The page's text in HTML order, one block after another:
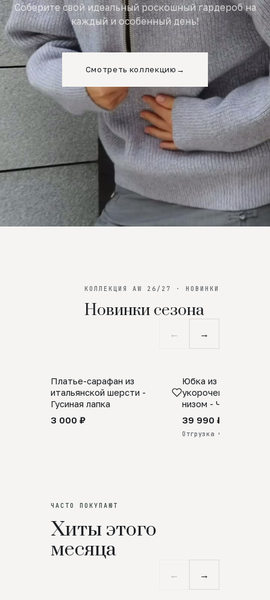
Соберите свой идеальный роскошный гардероб на
каждый и особенный день!
Смотреть коллекцию →
КОЛЛЕКЦИЯ AW 26/27 · НОВИНКИ
Новинки сезона
← →
SALE
Платье-сарафан из
итальянской шерсти -
Гусиная лапка
3 000 ₽
ПРЕДЗАКАЗ
Юбка из
укороченная с
низом - Черный
39 990 ₽
Отгрузка через 25 дней
ЧАСТО ПОКУПАЮТ
Хиты этого
месяца
← →